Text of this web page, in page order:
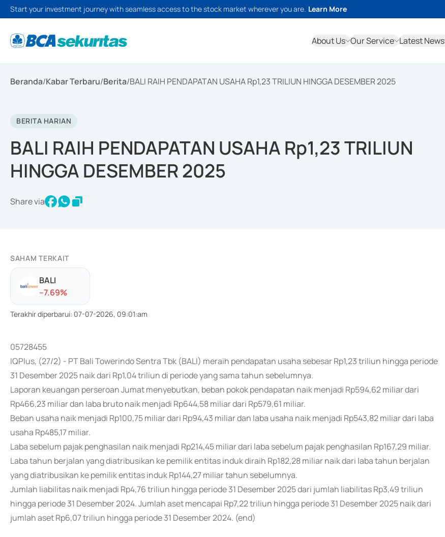
Start your investment journey with seamless access to the stock market wherever you are. Learn More
About Us Our Service Latest News
Beranda/Kabar Terbaru/Berita/BALI RAIH PENDAPATAN USAHA Rp1,23 TRILIUN HINGGA DESEMBER 2025
BERITA HARIAN
BALI RAIH PENDAPATAN USAHA Rp1,23 TRILIUN
HINGGA DESEMBER 2025
Share via
SAHAM TERKAIT
BALI
--7.69%
Terakhir diperbarui: 07-07-2026, 09:01:am
05728455
IQPlus, (27/2) - PT Bali Towerindo Sentra Tbk (BALI) meraih pendapatan usaha sebesar Rp1,23 triliun hingga periode
31 Desember 2025 naik dari Rp1,04 triliun di periode yang sama tahun sebelumnya.
Laporan keuangan perseroan Jumat menyebutkan, beban pokok pendapatan naik menjadi Rp594,62 miliar dari
Rp466,23 miliar dan laba bruto naik menjadi Rp644,58 miliar dari Rp579,61 miliar.
Beban usaha naik menjadi Rp100,75 miliar dari Rp94,43 miliar dan laba usaha naik menjadi Rp543,82 miliar dari laba
usaha Rp485,17 miliar.
Laba sebelum pajak penghasilan naik menjadi Rp214,45 miliar dari laba sebelum pajak penghasilan Rp167,29 miliar.
Laba tahun berjalan yang diatribusikan ke pemilik entitas induk diraih Rp182,28 miliar naik dari laba tahun berjalan
yang diatribusikan ke pemilik entitas induk Rp144,27 miliar tahun sebelumnya.
Jumlah liabilitas naik menjadi Rp4,76 triliun hingga periode 31 Desember 2025 dari jumlah liabilitas Rp3,49 triliun
hingga periode 31 Desember 2024. Jumlah aset mencapai Rp7,22 triliun hingga periode 31 Desember 2025 naik dari
jumlah aset Rp6,07 triliun hingga periode 31 Desember 2024. (end)